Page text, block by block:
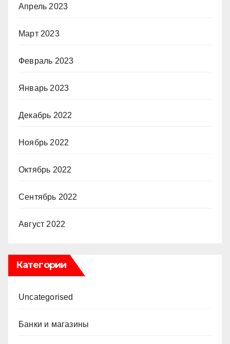
Апрель 2023
Март 2023
Февраль 2023
Январь 2023
Декабрь 2022
Ноябрь 2022
Октябрь 2022
Сентябрь 2022
Август 2022
Категории
Uncategorised
Банки и магазины